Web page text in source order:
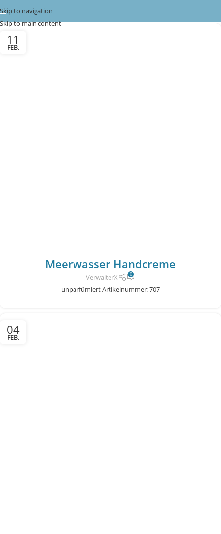
Skip to navigation
Skip to main content
11
FEB.
Meerwasser Handcreme
VerwalterX 0
unparfümiert Artikelnummer: 707
04
FEB.